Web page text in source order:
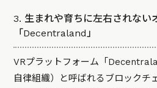
3. 生まれや育ちに左右されない
「Decentraland」
VRプラットフォーム「
自律組織）と呼ばれるブロックチ